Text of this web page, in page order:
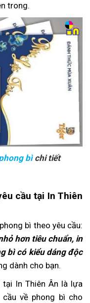
trong.
bìchi tiết
cầu tại In Thiên
bì theo yêu cầu:
hơn tiêu chuẩn, in
bì có kiểu dáng độc
dành cho bạn.
tại In Thiên Ân là lựa
về phong bì cho